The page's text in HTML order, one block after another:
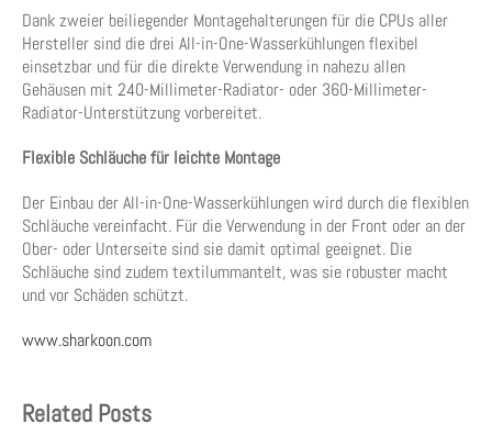
Dank zweier beiliegender Montagehalterungen für die CPUs aller
Hersteller sind die drei All-in-One-Wasserkühlungen flexibel
einsetzbar und für die direkte Verwendung in nahezu allen
Gehäusen mit 240-Millimeter-Radiator- oder 360-Millimeter-
Radiator-Unterstützung vorbereitet.
Flexible Schläuche für leichte Montage
Der Einbau der All-in-One-Wasserkühlungen wird durch die flexiblen
Schläuche vereinfacht. Für die Verwendung in der Front oder an der
Ober- oder Unterseite sind sie damit optimal geeignet. Die
Schläuche sind zudem textilummantelt, was sie robuster macht
und vor Schäden schützt.
www.sharkoon.com
Related Posts